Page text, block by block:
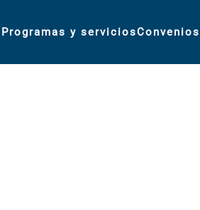
Programas y serviciosConvenios